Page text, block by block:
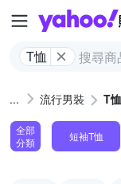
T恤
流行男裝 T恤
全部
分類
短袖T恤